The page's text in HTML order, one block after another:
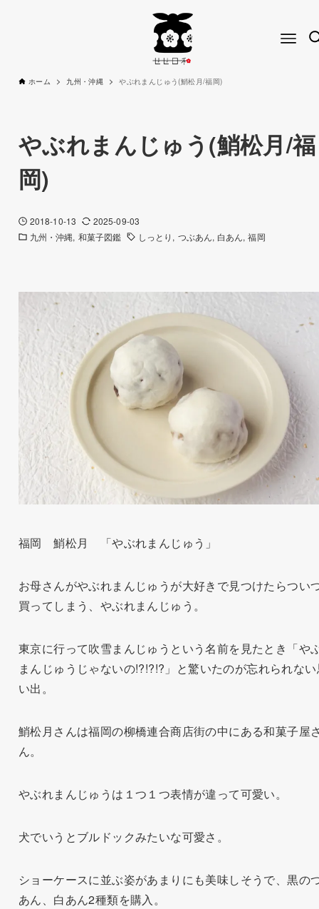
ホーム 九州・沖縄 やぶれまんじゅう(鮹松月/福岡)
やぶれまんじゅう(鮹松月/福
岡)
2018-10-13
2025-09-03
九州・沖縄 和菓子図鑑 しっとり つぶあん 白あん 福岡
福岡 鮹松月 「やぶれまんじゅう」
お母さんがやぶれまんじゅうが大好きで見つけたらつい
買ってしまう、やぶれまんじゅう。
東京に行って吹雪まんじゅうという名前を見たとき「や
まんじゅうじゃないの!?!?!?」と驚いたのが忘れられな
い出。
鮹松月さんは福岡の柳橋連合商店街の中にある和菓子屋
ん。
やぶれまんじゅうは１つ１つ表情が違って可愛い。
犬でいうとブルドックみたいな可愛さ。
ショーケースに並ぶ姿があまりにも美味しそうで、黒の
あん、白あん2種類を購入。